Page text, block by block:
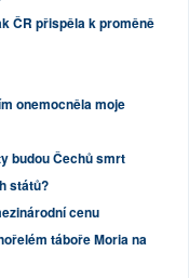
ČR přispěla k proměně
onemocněla moje
budou Čechů smrt
států?
cenu
táboře Moria na